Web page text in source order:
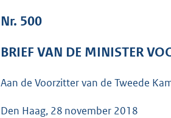
Nr. 500
BRIEF VAN DE MINISTER
Aan de Voorzitter van de Tweede
Den Haag, 28 november 2018